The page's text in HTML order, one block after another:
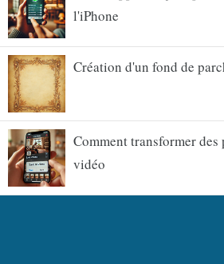
l'iPhone
Création d'un fond de
Comment transformer
vidéo